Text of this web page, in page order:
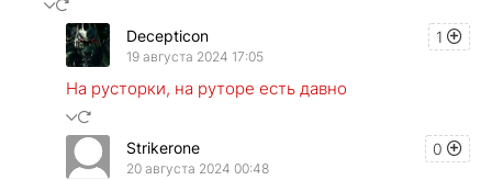
1
Decepticon
19 августа 2024 17:05
На русторки, на руторе есть давно
0
Strikerone
20 августа 2024 00:48